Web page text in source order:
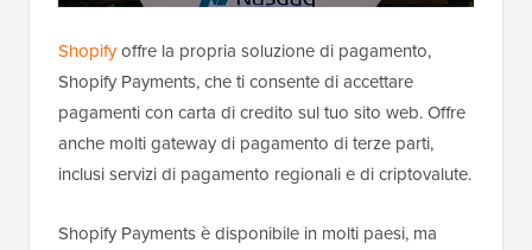
Shopifyoffre la propria soluzione di pagamento,
Shopify Payments, che ti consente di accettare
pagamenti con carta di credito sul tuo sito web. Offre
anche molti gateway di pagamento di terze parti,
inclusi servizi di pagamento regionali e di criptovalute.
Shopify Payments è disponibile in molti paesi, ma